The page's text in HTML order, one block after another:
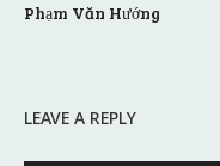
Phạm Văn Hướng
LEAVE A REPLY